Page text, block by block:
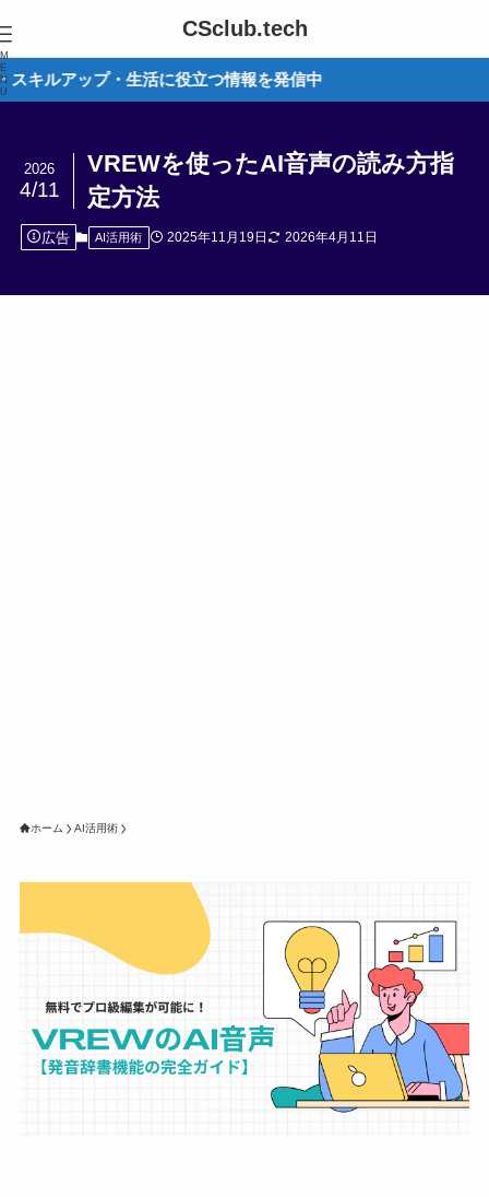
CSclub.tech
M
E
N
U
プ・生活に役立つ情報を発信中
VREWを使ったAI音声の読み方指
定方法
2026
4/11
広告 AI活用術 2025年11月19日 2026年4月11日
ホーム AI活用術